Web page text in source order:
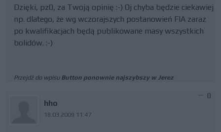
Dzięki, pz0, za Twoją opinię :-) Oj chyba będzie ciekawiej
np. dlatego, że wg wczorajszych postanowień FIA zaraz
po kwalifikacjach będą publikowane masy wszystkich
bolidów. :-)
Przejdź do wpisu Button ponownie najszybszy w Jerez
hho
18.03.2009 11:47
0